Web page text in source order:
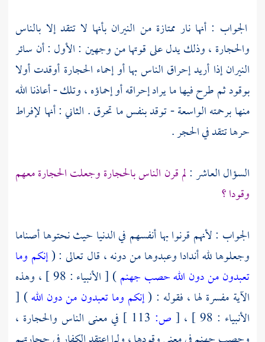
الجواب : أنها نار ممتازة من النيران بأنها لا تتقد إلا بالناس
والحجارة ، وذلك يدل على قوتها من وجهين : الأول : أن سائر
النيران إذا أريد إحراق الناس بها أو إحماء الحجارة أوقدت أولا
بوقود ثم طرح فيها ما يراد إحراقه أو إحماؤه ، وتلك - أعاذنا الله
منها برحمته الواسعة - توقد بنفس ما تحرق . الثاني : أنها لإفراط
حرها تتقد في الحجر .
السؤال العاشر :لم قرن الناس بالحجارة وجعلت الحجارة معهم
وقودا ؟
الجواب : لأنهم قرنوا بها أنفسهم في الدنيا حيث نحتوها أصناما
وجعلوها لله أندادا وعبدوها من دونه ، قال تعالى : (إنكم وما
تعبدون من دون الله حصب جهنم
) [ الأنبياء : 98 ] ، وهذه
الآية مفسرة لها ، فقوله : (إنكم وما تعبدون من دون الله) [
الأنبياء : 98 ] ،
[ ص:
في معنى الناس والحجارة ،